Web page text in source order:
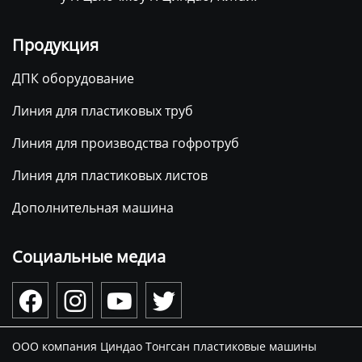
Продукция
ДПК оборудование
Линия для пластиковых труб
Линия для производства гофротруб
Линия для пластиковых листов
Дополнительная машина
Социальные медиа
   
ООО компания Циндао Тонгсан пластиковые машины